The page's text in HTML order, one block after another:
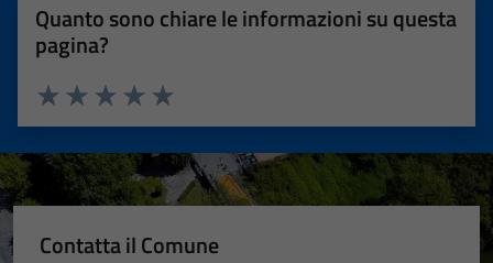
Quanto sono chiare le informazioni su questa
pagina?
Valuta 5 stelle su 5
Valuta 4 stelle su 5
Valuta 3 stelle su 5
Valuta 2 stelle su 5
Valuta 1 stelle su 5
Contatta il Comune